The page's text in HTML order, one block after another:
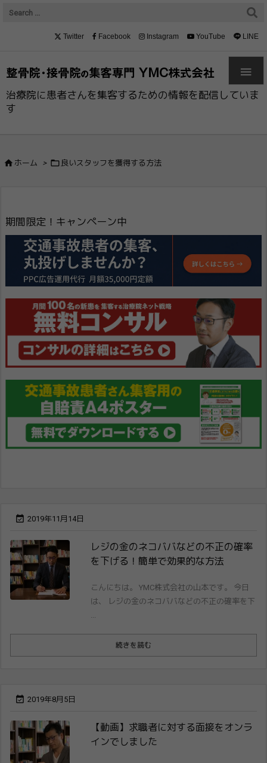
治療院に患者さんを集客するための情報を配信していま
す

Twitter Facebook Instagram YouTube LINE
 ホーム >  良いスタッフを獲得する方法
期間限定！キャンペーン中
 2019年11月14日
レジの金のネコババなどの不正の確率
を下げ​る！簡単で効果的な方法
こんにちは。 YMC株式会社の山本です。 今日
は、 レジの金のネコババなどの不正の確率を下
...
続きを読む
 2019年8月5日
【動画】求職者に対する面接をオンラ
インで​しました